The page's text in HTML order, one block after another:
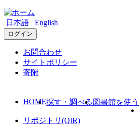
日本語 English
ログイン
お問合わせ
サイトポリシー
寄附
HOME探す・調べる 図書館を使う
リポジトリ(QIR)